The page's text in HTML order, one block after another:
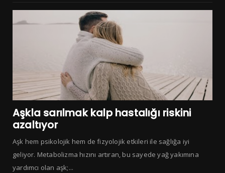
Aşkla sarılmak kalp hastalığı riskini
azaltıyor
Aşk hem psikolojik hem de fizyolojik etkileri ile sağlığa iyi
geliyor. Metabolizma hızını artıran, bu sayede yağ yakımına
yardımcı olan aşk;...